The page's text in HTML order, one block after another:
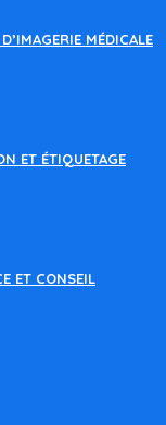
MÉDICALE
ET ÉTIQUETAGE
ET CONSEIL